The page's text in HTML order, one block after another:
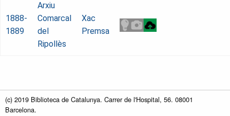
1888-
1889
Arxiu
Comarcal
del
Ripollès
Xac
Premsa
(c) 2019 Biblioteca de Catalunya. Carrer de l'Hospital, 56. 08001
Barcelona.